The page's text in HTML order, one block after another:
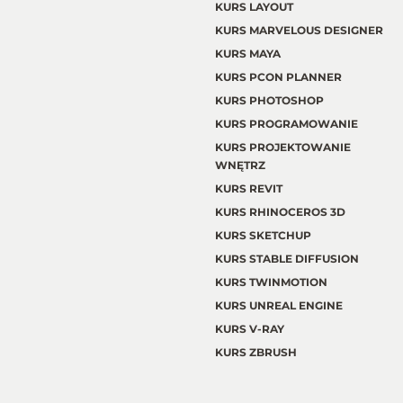
KURS LAYOUT
KURS MARVELOUS DESIGNER
KURS MAYA
KURS PCON PLANNER
KURS PHOTOSHOP
KURS PROGRAMOWANIE
KURS PROJEKTOWANIE
WNĘTRZ
KURS REVIT
KURS RHINOCEROS 3D
KURS SKETCHUP
KURS STABLE DIFFUSION
KURS TWINMOTION
KURS UNREAL ENGINE
KURS V-RAY
KURS ZBRUSH